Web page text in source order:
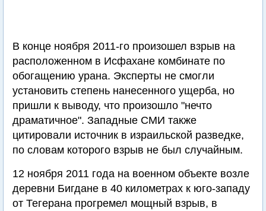
В конце ноября 2011-го произошел взрыв на
расположенном в Исфахане комбинате по
обогащению урана. Эксперты не смогли
установить степень нанесенного ущерба, но
пришли к выводу, что произошло "нечто
драматичное". Западные СМИ также
цитировали источник в израильской разведке,
по словам которого взрыв не был случайным.
12 ноября 2011 года на военном объекте возле
деревни Бигдане в 40 километрах к юго-западу
от Тегерана прогремел мощный взрыв, в